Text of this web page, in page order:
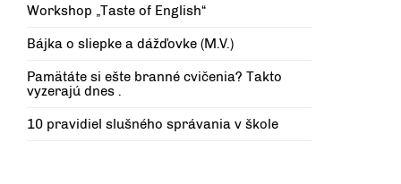
Workshop „Taste of English“
Bájka o sliepke a dážďovke (M.V.)
Pamätáte si ešte branné cvičenia? Takto
vyzerajú dnes .
10 pravidiel slušného správania v škole